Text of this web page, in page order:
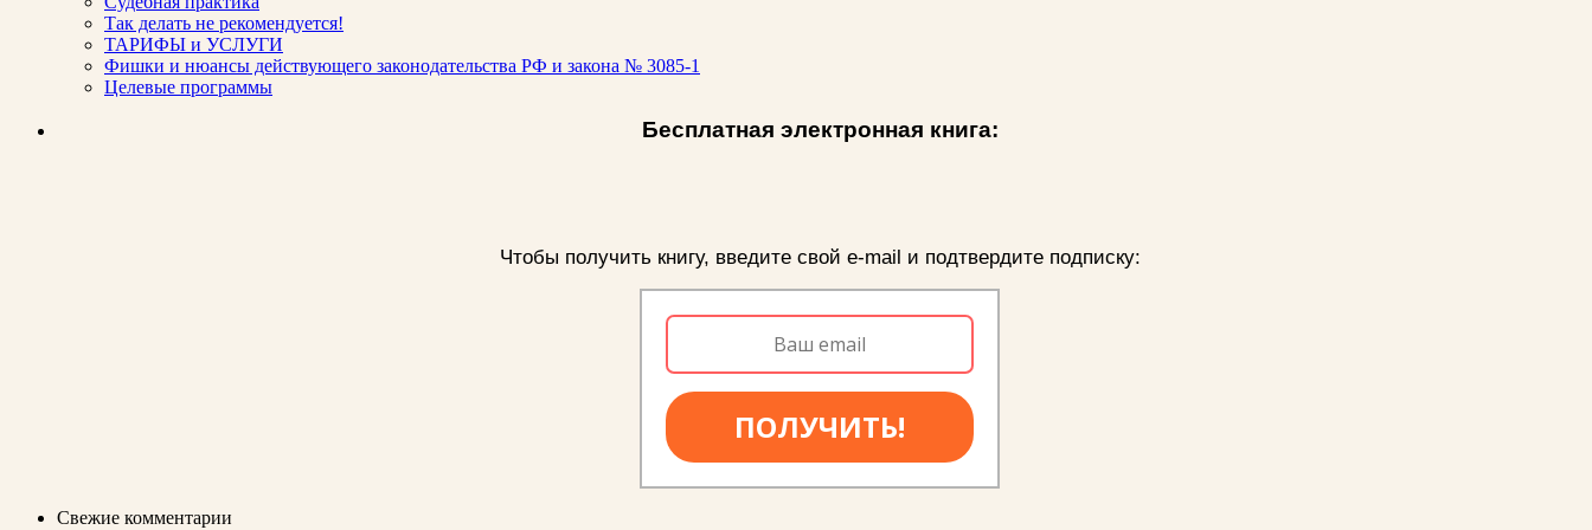
Так делать не рекомендуется!
ТАРИФЫ и УСЛУГИ
Фишки и нюансы действующего законодательства РФ и закона № 3085-1
Целевые программы
Бесплатная электронная книга:
Чтобы получить книгу, введите свой e-mail и подтвердите подписку:
ПОЛУЧИТЬ!
Свежие комментарии